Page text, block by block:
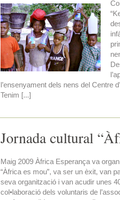
l’ensenyament dels nens del Centre
Tenim [...]
Jornada cultural
Maig 2009 Àfrica Esperança va
“Àfrica es mou”, va ser un èxit, van
seva organització i van acudir unes
col•laboració dels voluntaris de